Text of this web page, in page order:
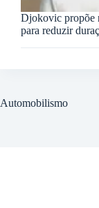
Djokovic propõe
para reduzir
Automobilismo